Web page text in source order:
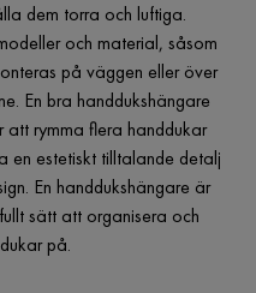
dem torra och luftiga.
och material, såsom
på väggen eller över
En bra handdukshängare
rymma flera handdukar
en estetiskt tilltalande detalj
En handdukshängare är
sätt att organisera och
på.